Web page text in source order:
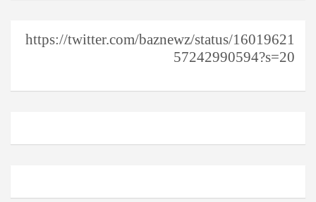
https://twitter.com/baznewz/status/16019621
57242990594?s=20